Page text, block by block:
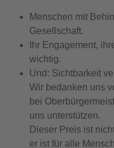
Menschen mit
Gesellschaft.
Ihr Engagement,
wichtig.
Und: Sichtbarkeit
Wir bedanken uns
bei
uns unterstützen.
Dieser Preis ist
er ist für alle